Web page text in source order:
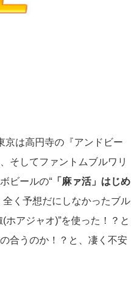
京は高円寺の『アンドビー
そしてファントムブルワリ
ビールの“ 「麻ァ活」はじめ
く予想だにしなかったブル
アジャオ)”を使った！？と
合うのか！？と、凄く不安